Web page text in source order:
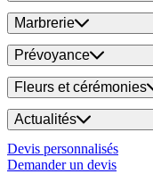
Marbrerie
Prévoyance
Fleurs et cérémonies
Actualités
Devis personnalisés
Demander un devis